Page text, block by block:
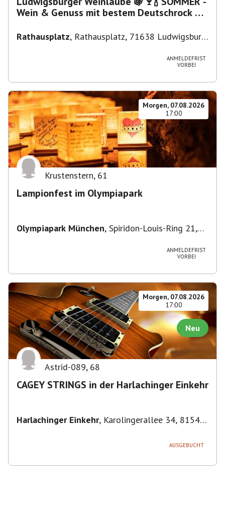
Wein & Genuss mit bestem Deutschrock 🎼
Rathausplatz, Rathausplatz, 71638 Ludwigsburg,
ANMELDEFRIST
VORBEI
Morgen, 07.08.2026
17:00
Krustenstern, 61
Lampionfest im Olympiapark
Olympiapark München, Spiridon-Louis-Ring 21,
ANMELDEFRIST
VORBEI
Morgen, 07.08.2026
17:00
Neu
Astrid-089, 68
CAGEY STRINGS in der Harlachinger Einkehr
Harlachinger Einkehr, Karolingerallee 34, 81545
AUSGEBUCHT